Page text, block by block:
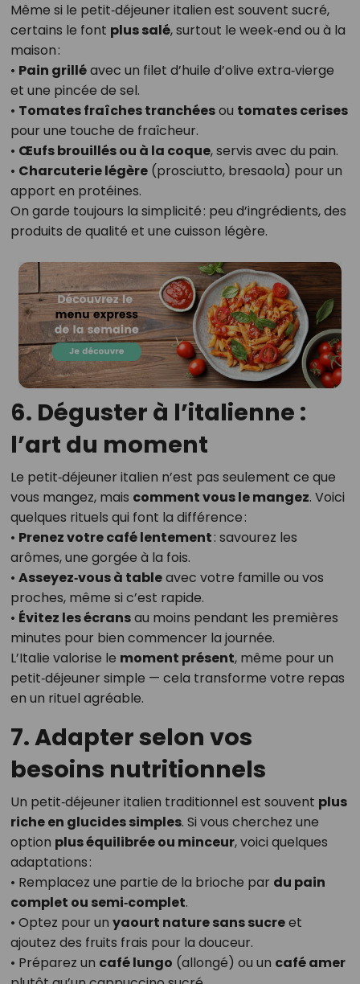
Même si le petit‑déjeuner italien est souvent sucré,
certains le font plus salé, surtout le week‑end ou à la
maison :
• Pain grilléavec un filet d’huile d’olive extra‑vierge
et une pincée de sel.
• Tomates fraîches tranchéesou tomates cerises
pour une touche de fraîcheur.
• Œufs brouillés ou à la coque, servis avec du pain.
• Charcuterie légère(prosciutto, bresaola) pour un
apport en protéines.
On garde toujours la simplicité : peu d’ingrédients, des
produits de qualité et une cuisson légère.
6. Déguster à l’italienne :
l’art du moment
Le petit‑déjeuner italien n’est pas seulement ce que
vous mangez, mais comment vous le mangez. Voici
quelques rituels qui font la différence :
• Prenez votre café lentement: savourez les
arômes, une gorgée à la fois.
• Asseyez‑vous à tableavec votre famille ou vos
proches, même si c’est rapide.
• Évitez les écransau moins pendant les premières
minutes pour bien commencer la journée.
L’Italie valorise le moment présent, même pour un
petit‑déjeuner simple — cela transforme votre repas
en un rituel agréable.
7. Adapter selon vos
besoins nutritionnels
Un petit‑déjeuner italien traditionnel est souvent plus
riche en glucides simples. Si vous cherchez une
option plus équilibrée ou minceur, voici quelques
adaptations :
• Remplacez une partie de la brioche par du pain
complet ou semi‑complet.
• Optez pour un yaourt nature sans sucreet
ajoutez des fruits frais pour la douceur.
• Préparez un café lungo (allongé) ou un café amer